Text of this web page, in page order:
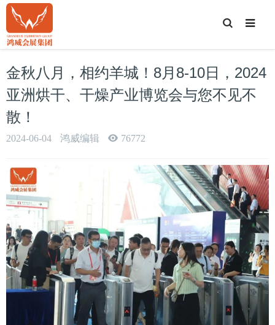
T
o
g
e
a
r
金秋八月，相约羊城！8月8-10日，2024
亚洲烘干、干燥产业博览会与您不见不
散！
2024-06-04 鸿威编辑 76772